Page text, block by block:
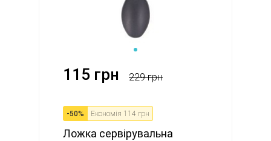
115 грн 229 грн
-50% Економія 114 грн
Ложка сервірувальна